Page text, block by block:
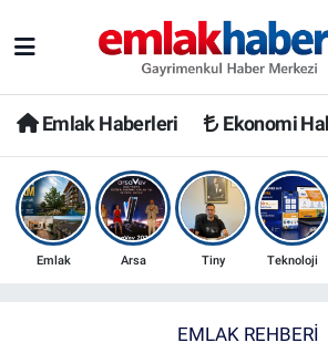
Emlak Haberleri Ekonomi
Emlak Arsa Tiny Teknoloji
EMLAK REHBERI